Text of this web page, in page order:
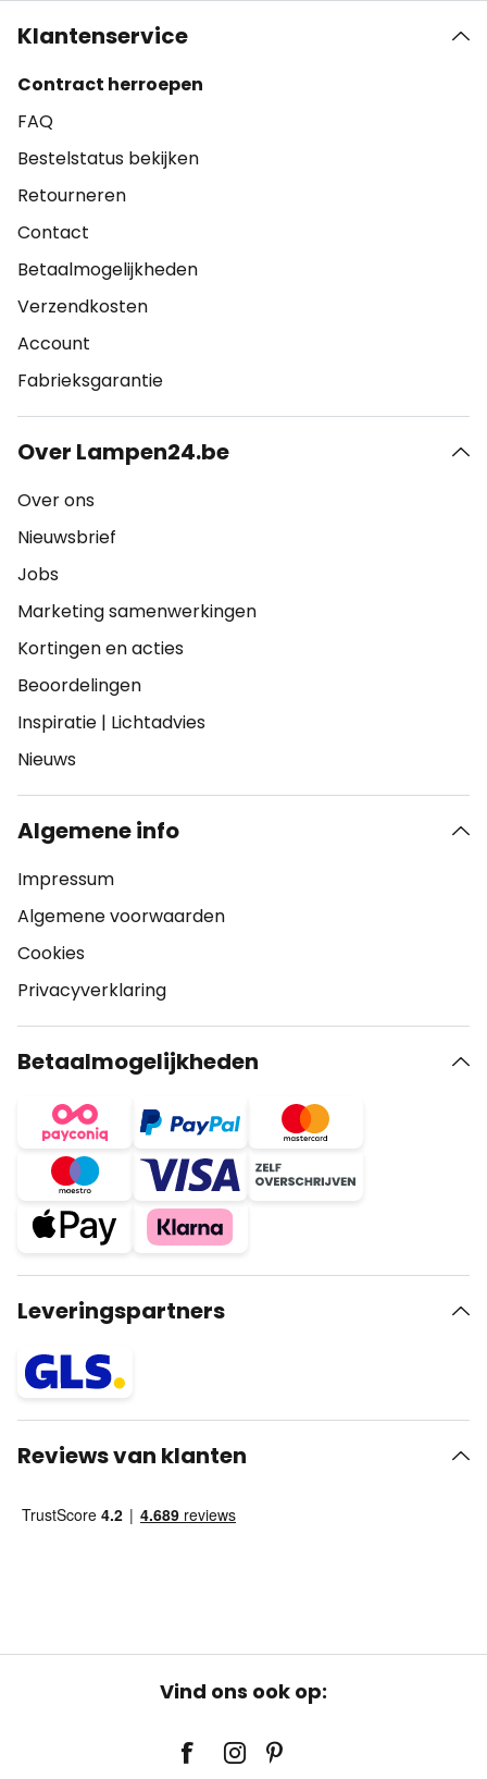
Klantenservice
Contract herroepen
FAQ
Bestelstatus bekijken
Retourneren
Contact
Betaalmogelijkheden
Verzendkosten
Account
Fabrieksgarantie
Over Lampen24.be
Over ons
Nieuwsbrief
Jobs
Marketing samenwerkingen
Kortingen en acties
Beoordelingen
Inspiratie | Lichtadvies
Nieuws
Algemene info
Impressum
Algemene voorwaarden
Cookies
Privacyverklaring
Betaalmogelijkheden
Leveringspartners
Reviews van klanten
Vind ons ook op: